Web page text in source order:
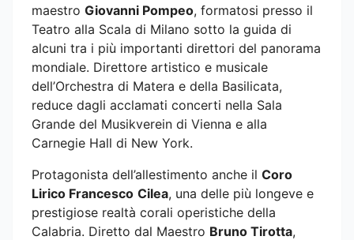
maestro Giovanni Pompeo, formatosi presso il
Teatro alla Scala di Milano sotto la guida di
alcuni tra i più importanti direttori del panorama
mondiale. Direttore artistico e musicale
dell’Orchestra di Matera e della Basilicata,
reduce dagli acclamati concerti nella Sala
Grande del Musikverein di Vienna e alla
Carnegie Hall di New York.
Protagonista dell’allestimento anche il Coro
Lirico Francesco Cilea, una delle più longeve e
prestigiose realtà corali operistiche della
Calabria. Diretto dal Maestro Bruno Tirotta,